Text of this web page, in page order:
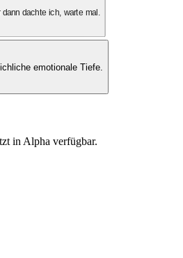
dachte ich, warte mal.
emotionale Tiefe.
in Alpha verfügbar.